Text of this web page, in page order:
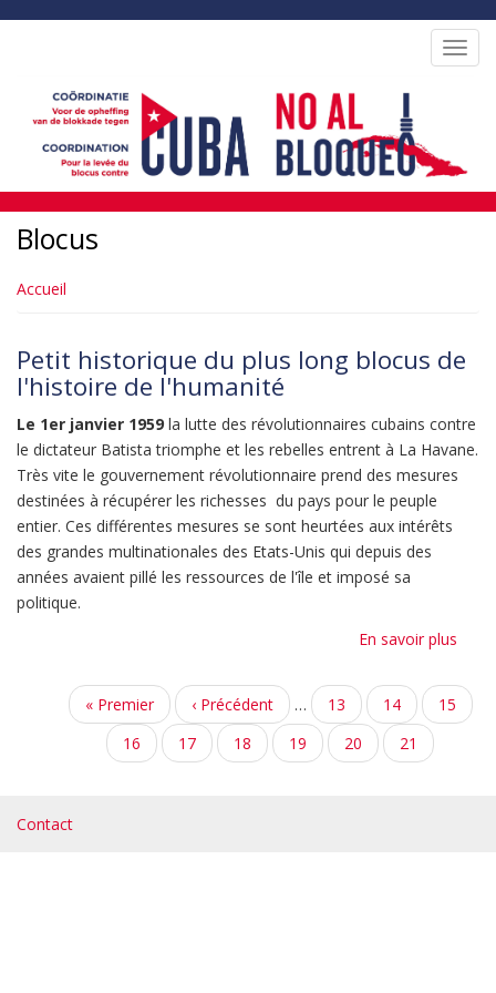
principal
Blocus
Accueil
Petit historique du plus long blocus de
l'histoire de l'humanité
Le 1er janvier 1959 la lutte des révolutionnaires cubains contre
le dictateur Batista triomphe et les rebelles entrent à La Havane.
Très vite le gouvernement révolutionnaire prend des mesures
destinées à récupérer les richesses du pays pour le peuple
entier. Ces différentes mesures se sont heurtées aux intérêts
des grandes multinationales des Etats-Unis qui depuis des
années avaient pillé les ressources de l'île et imposé sa
politique.
En savoir plus
du
PaginationPremière
page
« Premier
Page
précédente
‹ Précédent … Page
13 Page
14 Page
15
Page
16 Page
17 Page
18 Page
19 Page
20
Page
courante
21
Contact